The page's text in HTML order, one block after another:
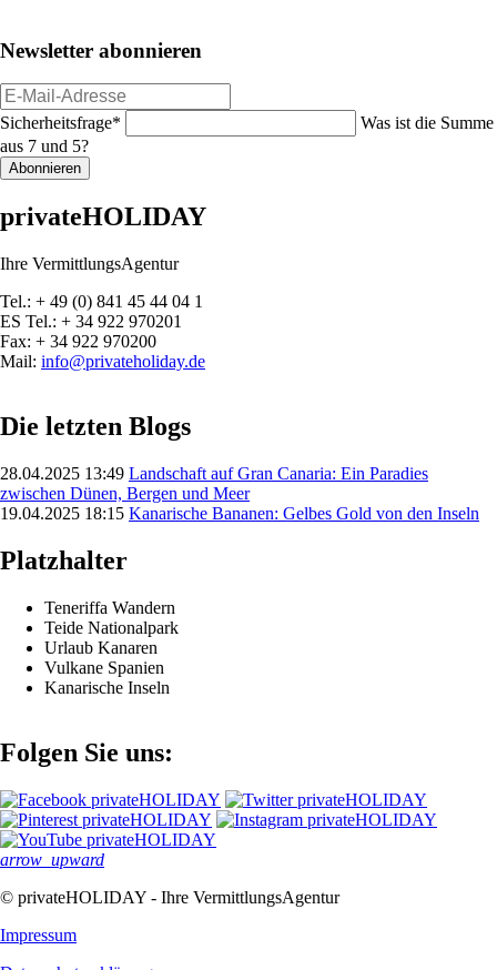
Newsletter abonnieren
E-
Mail-
Adresse
Pflichtfeld
Sicherheitsfrage*
Was ist die Summe
aus 7 und 5?
Abonnieren
privateHOLIDAY
Ihre VermittlungsAgentur
Tel.: + 49 (0) 841 45 44 04 1
ES Tel.: + 34 922 970201
Fax: + 34 922 970200
Mail: info@privateholiday.de
Die letzten Blogs
28.04.2025 13:49 Landschaft auf Gran Canaria: Ein Paradies
zwischen Dünen, Bergen und Meer
19.04.2025 18:15 Kanarische Bananen: Gelbes Gold von den Inseln
Platzhalter
Teneriffa Wandern
Teide Nationalpark
Urlaub Kanaren
Vulkane Spanien
Kanarische Inseln
Folgen Sie uns:
arrow_upward
© privateHOLIDAY - Ihre VermittlungsAgentur
Impressum